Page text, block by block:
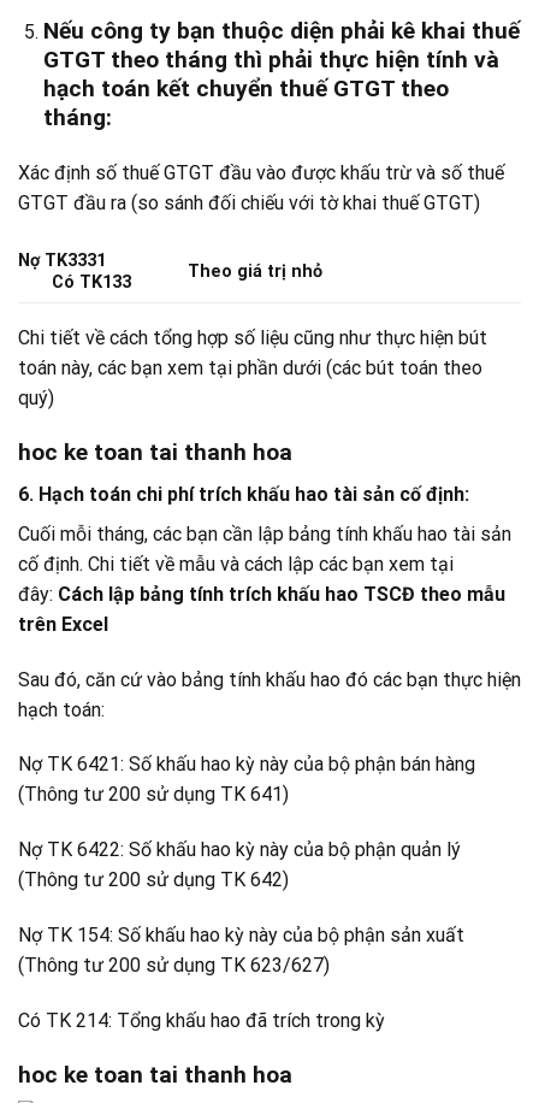
Nếu công ty bạn thuộc diện phải kê khai thuế
GTGT theo tháng thì phải thực hiện tính và
hạch toán kết chuyển thuế GTGT theo
tháng:
Xác định số thuế GTGT đầu vào được khấu trừ và số thuế
GTGT đầu ra (so sánh đối chiếu với tờ khai thuế GTGT)
Nợ TK3331
Có TK133
Theo giá trị nhỏ
Chi tiết về cách tổng hợp số liệu cũng như thực hiện bút
toán này, các bạn xem tại phần dưới (các bút toán theo
quý)
hoc ke toan tai thanh hoa
6. Hạch toán chi phí trích khấu hao tài sản cố định:
Cuối mỗi tháng, các bạn cần lập bảng tính khấu hao tài sản
cố định. Chi tiết về mẫu và cách lập các bạn xem tại
đây: Cách lập bảng tính trích khấu hao TSCĐ theo mẫu
trên Excel
Sau đó, căn cứ vào bảng tính khấu hao đó các bạn thực hiện
hạch toán:
Nợ TK 6421: Số khấu hao kỳ này của bộ phận bán hàng
(Thông tư 200 sử dụng TK 641)
Nợ TK 6422: Số khấu hao kỳ này của bộ phận quản lý
(Thông tư 200 sử dụng TK 642)
Nợ TK 154: Số khấu hao kỳ này của bộ phận sản xuất
(Thông tư 200 sử dụng TK 623/627)
Có TK 214: Tổng khấu hao đã trích trong kỳ
hoc ke toan tai thanh hoa